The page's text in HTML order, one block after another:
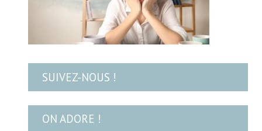
SUIVEZ-NOUS !
ON ADORE !